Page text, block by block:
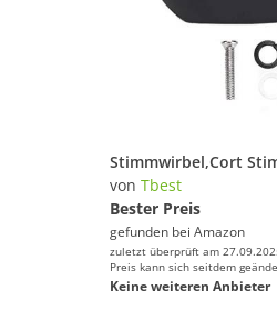
Wassersportausrüstung
Geschlecht
Kletterausrüstung
Handschuhe von
Schläger &
Messgeräte von
Boxsäcke &
von Tbest
Bester Preis
gefunden bei Amazon
zuletzt überprüft am
Preis kann sich seitdem
Keine weiteren Anbieter